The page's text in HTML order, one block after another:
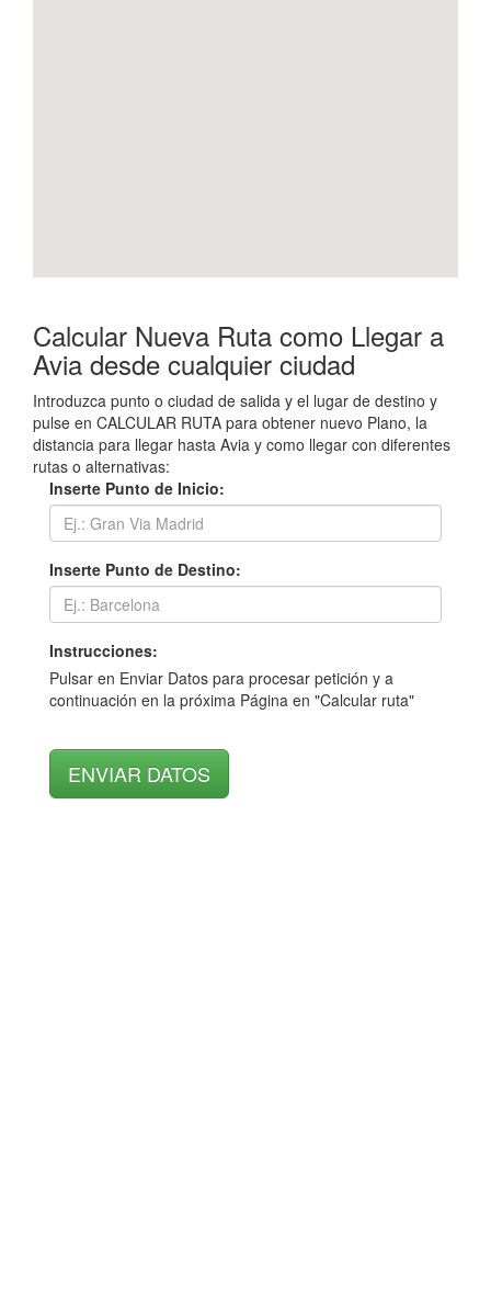
Calcular Nueva Ruta como Llegar a
Avia desde cualquier ciudad
Introduzca punto o ciudad de salida y el lugar de destino y
pulse en CALCULAR RUTA para obtener nuevo Plano, la
distancia para llegar hasta Avia y como llegar con diferentes
rutas o alternativas:
Inserte Punto de Inicio:
Inserte Punto de Destino:
Instrucciones:
Pulsar en Enviar Datos para procesar petición y a
continuación en la próxima Página en "Calcular ruta"